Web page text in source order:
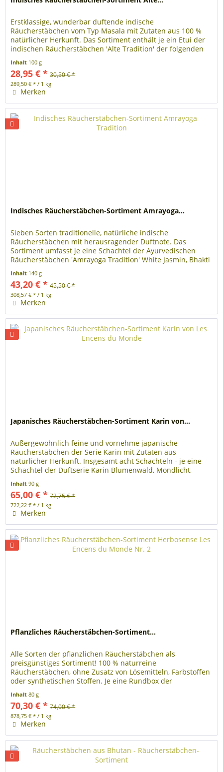
Erstklassige, wunderbar duftende indische
Räucherstäbchen vom Typ Masala mit Zutaten aus 100 %
natürlicher Herkunft. Das Sortiment enthält je ein Etui der
indischen Räucherstäbchen 'Alte Tradition' der folgenden
Inhalt 100 g
28,95 € * 30,50 € *
289,50 € * / 1 kg
Merken
Indisches Räucherstäbchen-Sortiment Amrayoga...
Sieben Sorten traditionelle, natürliche indische
Räucherstäbchen mit herausragender Duftnote. Das
Sortiment umfasst je eine Schachtel der Ayurvedischen
Räucherstäbchen 'Amrayoga Tradition' White Jasmin, Bhakti
Inhalt 140 g
43,20 € * 45,50 € *
308,57 € * / 1 kg
Merken
Japanisches Räucherstäbchen-Sortiment Karin von...
Außergewöhnlich feine und vornehme japanische
Räucherstäbchen der Serie Karin mit Zutaten aus
natürlicher Herkunft. Insgesamt acht Schachteln - je eine
Schachtel der Duftserie Karin Blumenwald, Mondlicht,
Inhalt90 g
65,00 € * 72,75 € *
722,22 € * / 1 kg
Merken
Pflanzliches Räucherstäbchen-Sortiment...
Alle Sorten der pflanzlichen Räucherstäbchen als
preisgünstiges Sortiment! 100 % naturreine
Räucherstäbchen, ohne Zusatz von Lösemitteln, Farbstoffen
oder synthetischen Stoffen. Je eine Rundbox der
Inhalt80 g
70,30 € * 74,00 € *
878,75 € * / 1 kg
Merken